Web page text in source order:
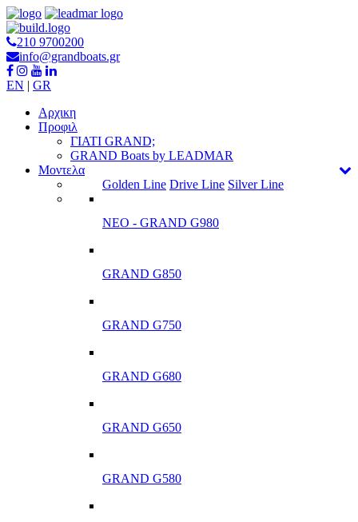
210 9700200
info@grandboats.gr
EN | GR
Αρχικη
Προφιλ
ΓΙΑΤΙ GRAND;
GRAND Boats by LEADMAR
Μοντελα
Golden Line Drive Line Silver Line
ΝΕΟ - GRAND G980
GRAND G850
GRAND G750
GRAND G680
GRAND G650
GRAND G580